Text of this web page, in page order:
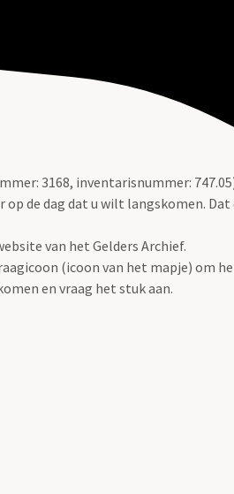
3168, inventarisnummer:
op de dag dat u wilt langskomen.
van het Gelders Archief.
(icoon van het mapje) om
en vraag het stuk aan.